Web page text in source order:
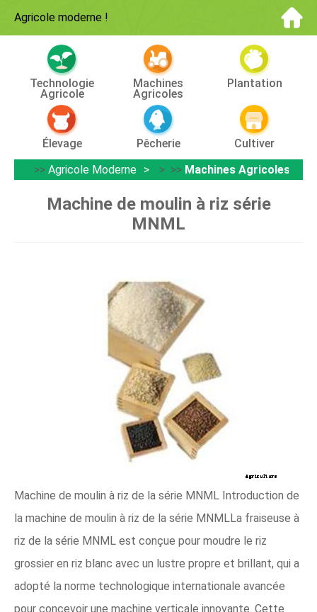
Agricole moderne !
Technologie
Agricole
Machines
Agricoles
Plantation
Élevage Pêcherie
Cultiver
>> Agricole Moderne > >> Machines Agricoles
Machine de moulin à riz série
MNML
Machine de moulin à riz de la série MNML Introduction de
la machine de moulin à riz de la série MNMLLa fraiseuse à
riz de la série MNML est conçue pour moudre le riz
grossier en riz blanc avec un lustre propre et brillant, qui a
adopté la norme technologique internationale avancée
pour concevoir une machine verticale innovante. Cette